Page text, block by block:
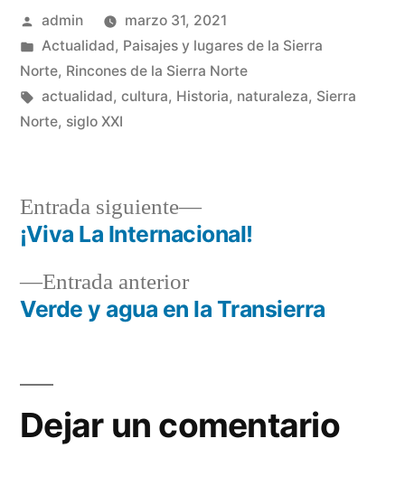
Publicado
por
admin
marzo 31, 2021
Publicado
en
Actualidad, Paisajes y lugares de la Sierra
Norte, Rincones de la Sierra Norte
Etiquetas:
actualidad, cultura, Historia, naturaleza, Sierra
Norte, siglo XXI
Navegación
de
entradas
Entrada anteriorEntrada
anterior:
Verde y agua en la Transierra
Entrada siguiente
Entrada
siguiente:
¡Viva La Internacional!
Dejar un comentario